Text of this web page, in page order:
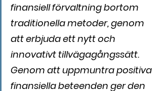
finansiell förvaltning bortom
traditionella metoder, genom
att erbjuda ett nytt och
innovativt tillvägagångssätt.
Genom att uppmuntra positiva
finansiella beteenden ger den